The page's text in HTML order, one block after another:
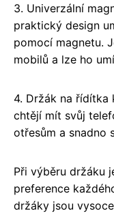
3. Univerzální
praktický design
pomocí magnetu.
mobilů a lze ho
4. Držák na
chtějí mít svůj
otřesům a snadno
Při výběru držáku
preference
držáky jsou